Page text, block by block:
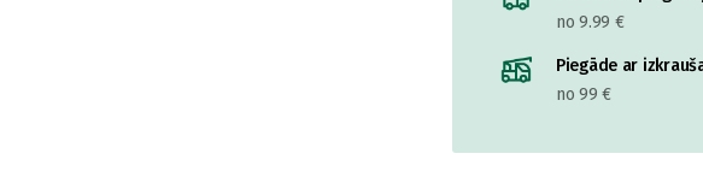
no 9.99 €
Piegāde ar
no 99 €